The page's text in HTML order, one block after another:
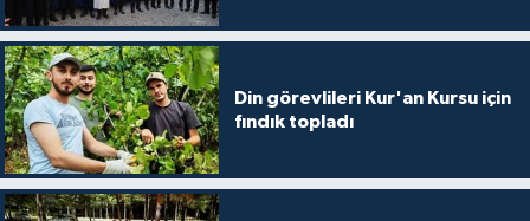
Din görevlileri Kur'an Kursu için
fındık topladı
Karabük Müftülüğü
Karaman Müftülüğü
Kars Müftülüğü
Kastamonu Müftülüğü